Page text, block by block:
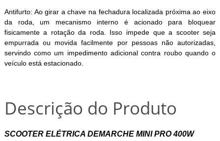
Antifurto: Ao girar a chave na fechadura localizada próxima ao eixo
da roda, um mecanismo interno é acionado para bloquear
fisicamente a rotação da roda. Isso impede que a scooter seja
empurrada ou movida facilmente por pessoas não autorizadas,
servindo como um impedimento adicional contra roubo quando o
veículo está estacionado.
Descrição do Produto
SCOOTER ELÉTRICA DEMARCHE MINI PRO 400W